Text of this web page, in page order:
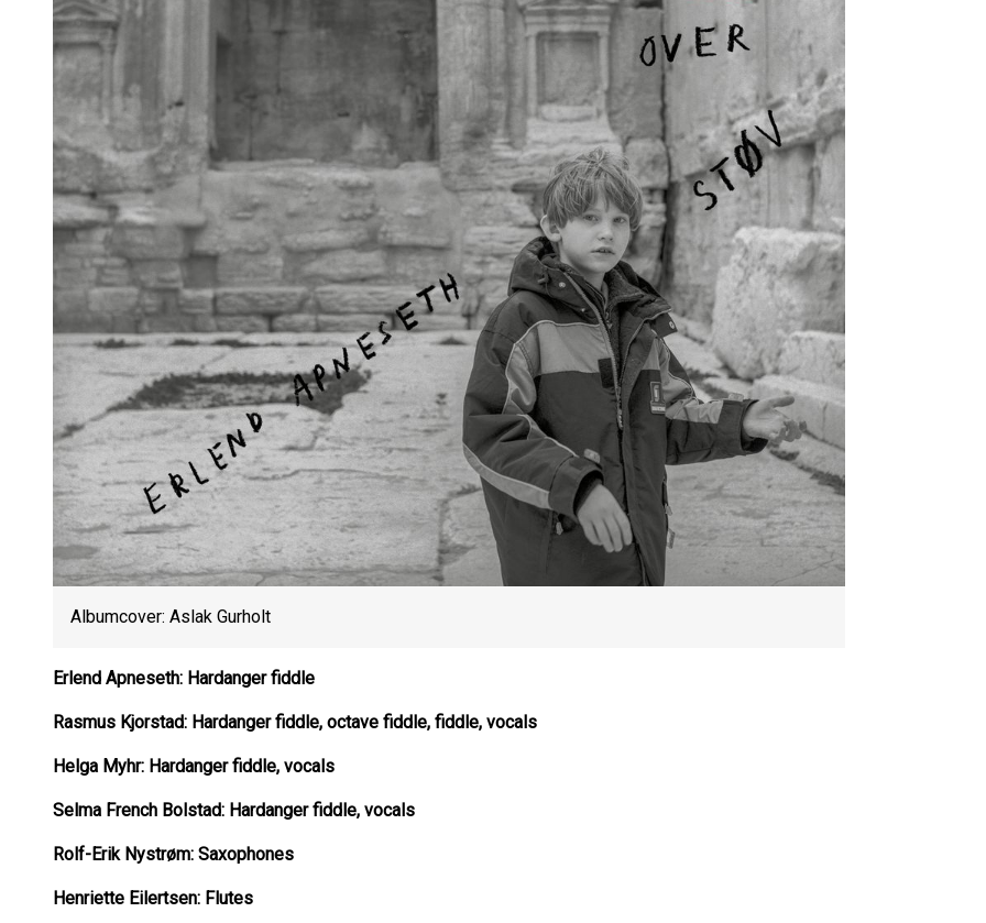
Albumcover: Aslak Gurholt
Erlend Apneseth: Hardanger fiddle
Rasmus Kjorstad: Hardanger fiddle, octave fiddle, fiddle, vocals
Helga Myhr: Hardanger fiddle, vocals
Selma French Bolstad: Hardanger fiddle, vocals
Rolf-Erik Nystrøm: Saxophones
Henriette Eilertsen: Flutes